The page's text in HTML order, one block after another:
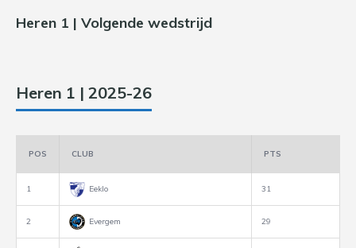
Heren 1 | Volgende wedstrijd
Heren 1 | 2025-26
POS CLUB PTS
1 Eeklo 31
2 Evergem 29